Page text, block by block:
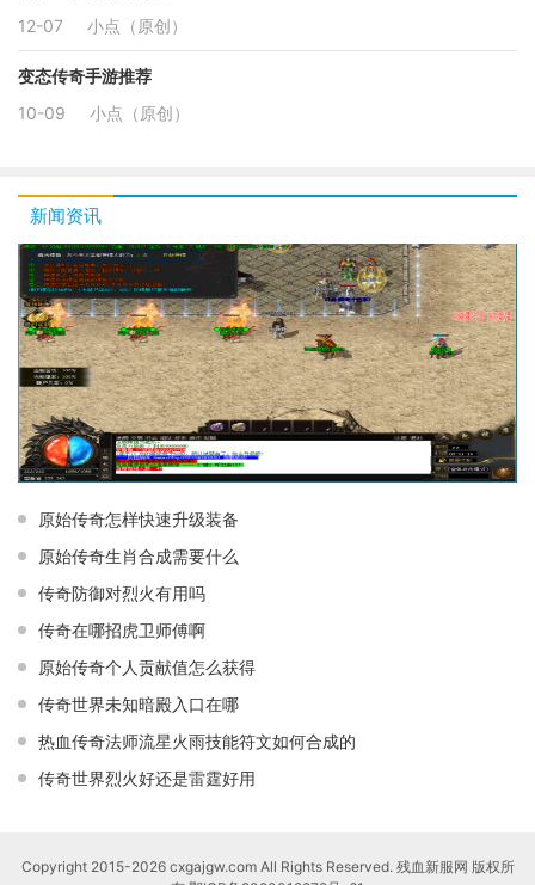
12-07
小点（原创）
变态传奇手游推荐
10-09
小点（原创）
新闻资讯
原始传奇怎样快速升级装备
原始传奇生肖合成需要什么
传奇防御对烈火有用吗
传奇在哪招虎卫师傅啊
原始传奇个人贡献值怎么获得
传奇世界未知暗殿入口在哪
热血传奇法师流星火雨技能符文如何合成的
传奇世界烈火好还是雷霆好用
Copyright 2015-2026 cxgajgw.com All Rights Reserved. 残血新服网 版权所